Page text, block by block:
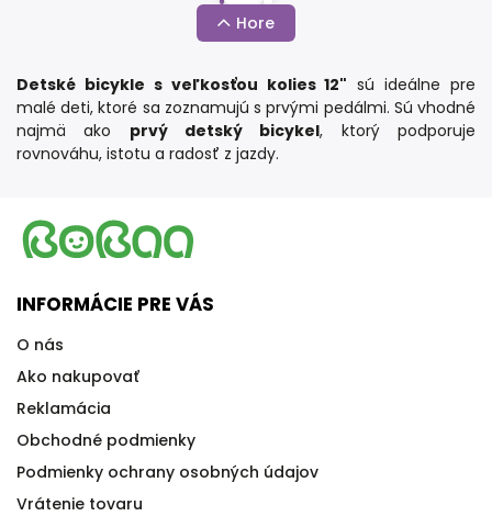
Hore
Detské bicykle s veľkosťou kolies 12" sú ideálne pre
malé deti, ktoré sa zoznamujú s prvými pedálmi. Sú vhodné
najmä ako prvý detský bicykel, ktorý podporuje
rovnováhu, istotu a radosť z jazdy.
INFORMÁCIE PRE VÁS
O nás
Ako nakupovať
Reklamácia
Obchodné podmienky
Podmienky ochrany osobných údajov
Vrátenie tovaru